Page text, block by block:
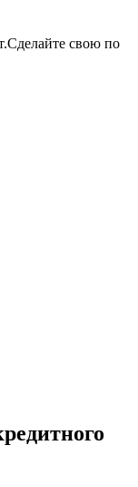
Сделайте свою по